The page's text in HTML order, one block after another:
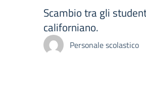
Scambio tra gli
californiano.
Personale scolastico